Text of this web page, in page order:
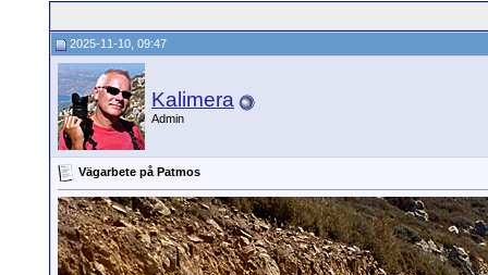
2025-11-10, 09:47
Kalimera
Admin
Vägarbete på Patmos